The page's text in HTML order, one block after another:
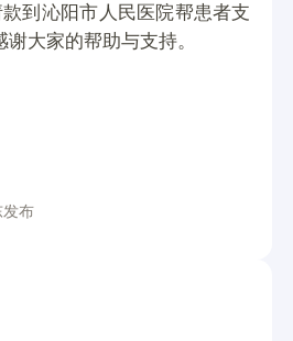
到沁阳市人民医院帮患者支
大家的帮助与支持。
布